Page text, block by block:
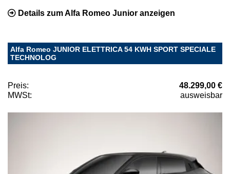
Details zum Alfa Romeo Junior anzeigen
Alfa Romeo JUNIOR ELETTRICA 54 KWH SPORT SPECIALE
TECHNOLOG
Preis:
48.299,00 €
MWSt:
ausweisbar